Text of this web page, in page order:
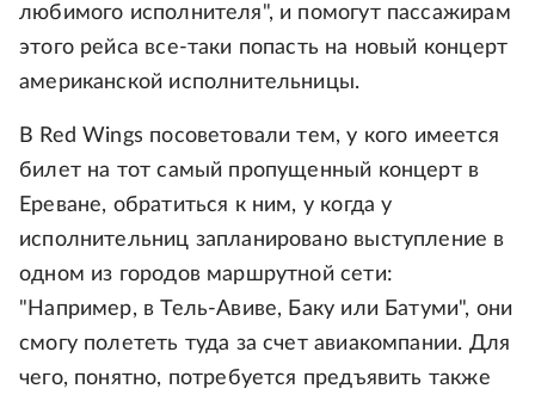
любимого исполнителя", и помогут пассажирам
этого рейса все-таки попасть на новый концерт
американской исполнительницы.
В Red Wings посоветовали тем, у кого имеется
билет на тот самый пропущенный концерт в
Ереване, обратиться к ним, у когда у
исполнительниц запланировано выступление в
одном из городов маршрутной сети:
"Например, в Тель-Авиве, Баку или Батуми", они
смогу полететь туда за счет авиакомпании. Для
чего, понятно, потребуется предъявить также